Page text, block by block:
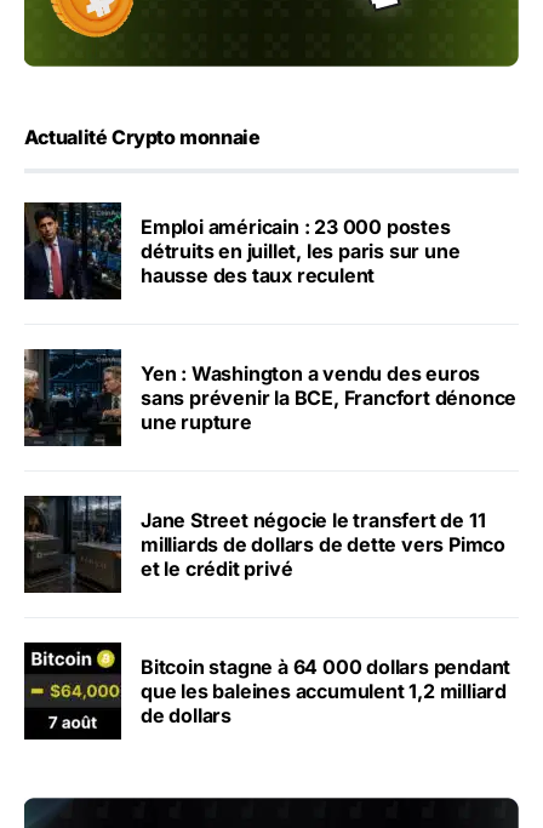
Actualité Crypto monnaie
Emploi américain : 23 000 postes
détruits en juillet, les paris sur une
hausse des taux reculent
Yen : Washington a vendu des euros
sans prévenir la BCE, Francfort dénonce
une rupture
Jane Street négocie le transfert de 11
milliards de dollars de dette vers Pimco
et le crédit privé
Bitcoin stagne à 64 000 dollars pendant
que les baleines accumulent 1,2 milliard
de dollars